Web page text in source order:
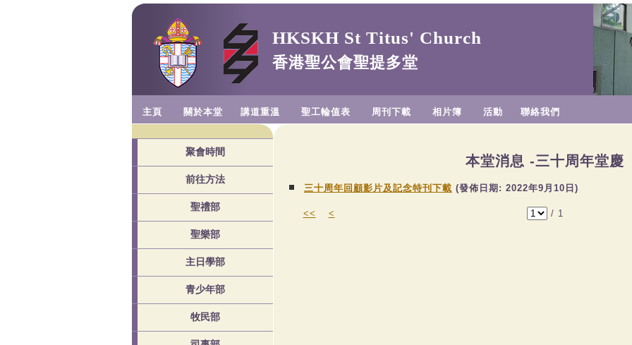
HKSKH St Titus' Church
香港聖公會聖提多堂
主頁 關於本堂 講道重溫 聖工輪值表 周刊下載 相片簿 活動 聯絡我們
聚會時間
前往方法
聖禮部
聖樂部
主日學部
青少年部
牧民部
本堂消息 -三十周年堂慶
三十周年回顧影片及記念特刊下載 (發佈日期: 2022年9月10日 )
<< < / 1